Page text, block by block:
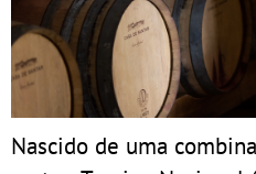
Nascido de uma